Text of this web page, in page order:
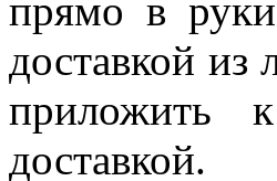
прямо в
доставкой
приложить
доставкой.